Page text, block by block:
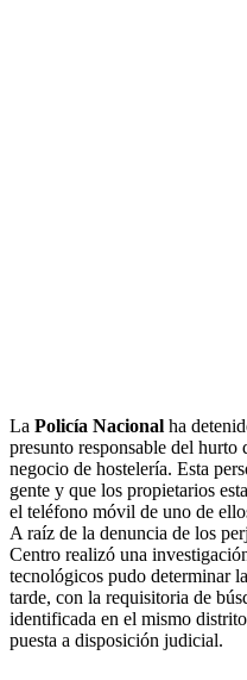
La Policía Nacional ha
presunto responsable del
negocio de hostelería. Esta
gente y que los propietarios
el teléfono móvil de uno de
A raíz de la denuncia de los
Centro realizó una
tecnológicos pudo determinar
tarde, con la requisitoria de
identificada en el mismo
puesta a disposición judicial.